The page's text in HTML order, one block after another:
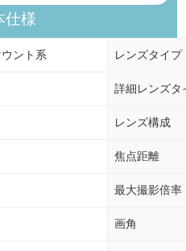
仕様
ント系 レンズタイプ
詳細レンズタ
レンズ構成
焦点距離
最大撮影倍率
画角